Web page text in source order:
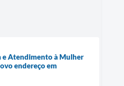
e Atendimento à Mulher
endereço em